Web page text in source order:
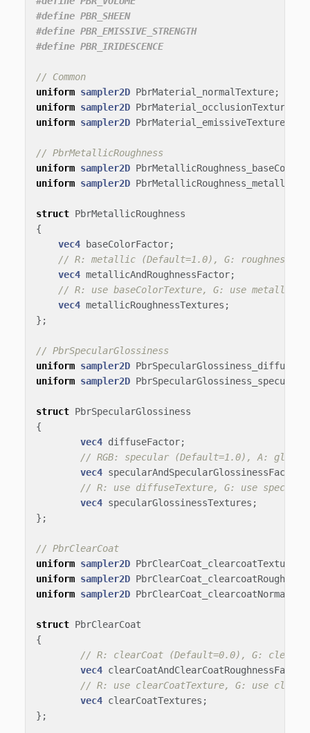
#define PBR_SHEEN
#define PBR_EMISSIVE_STRENGTH
#define PBR_IRIDESCENCE
// Common
uniform sampler2D PbrMaterial_normalTexture;
uniform sampler2D PbrMaterial_occlusionTexture
uniform sampler2D PbrMaterial_emissiveTexture
// PbrMetallicRoughness
uniform sampler2D
uniform sampler2D
struct PbrMetallicRoughness
{
vec4 baseColorFactor;
// R: metallic (Default=1.0), G: roughness
vec4 metallicAndRoughnessFactor;
// R: use baseColorTexture, G: use
vec4 metallicRoughnessTextures ;
};
// PbrSpecularGlossiness
uniform sampler2D
uniform sampler2D
struct PbrSpecularGlossiness
{
vec4 diffuseFactor;
// RGB: specular (Default=1.0), A:
vec4 specularAndSpecularGlossinessFactor
// R: use diffuseTexture, G: use
vec4 specularGlossinessTextures ;
};
// PbrClearCoat
uniform sampler2D PbrClearCoat_clearcoatTexture
uniform sampler2D
uniform sampler2D
struct PbrClearCoat
{
// R: clearCoat (Default=0.0), G:
vec4 clearCoatAndClearCoatRoughnessFactor
// R: use clearCoatTexture, G: use
vec4 clearCoatTextures ;
};